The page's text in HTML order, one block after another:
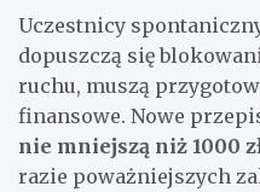
Uczestnicy
dopuszczą się
ruchu, muszą
finansowe. Nowe
nie mniejszą niż 1000
razie poważniejszych